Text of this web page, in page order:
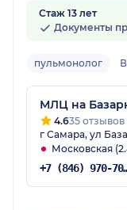
Стаж 13 лет
Документы
пульмонолог
МЛЦ на
4.635 отзывов
г Самара, ул
Московская
+7